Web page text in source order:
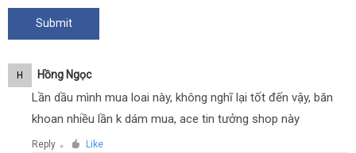
H Hồng Ngọc
Lần dầu mình mua loai này, không nghĩ lại tốt đến vậy, băn
khoan nhiều lần k dám mua, ace tin tưởng shop này
Reply ● Like